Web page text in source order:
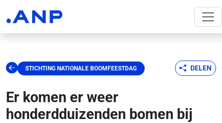
STICHTING NATIONALE BOOMFEESTDAG DELEN
Er komen er weer
honderdduizenden bomen bij